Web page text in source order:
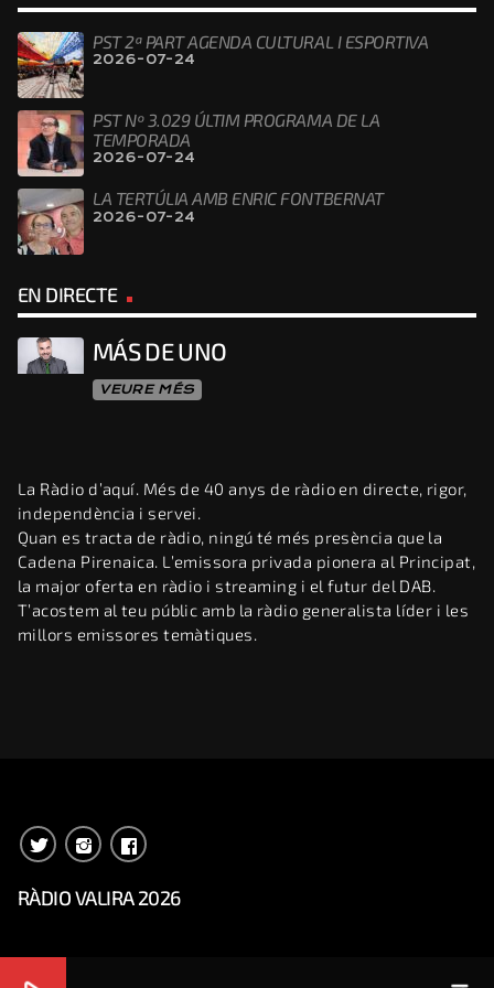
PST 2ª PART AGENDA CULTURAL I ESPORTIVA
2026-07-24
PST Nº 3.029 ÚLTIM PROGRAMA DE LA
TEMPORADA
2026-07-24
LA TERTÚLIA AMB ENRIC FONTBERNAT
2026-07-24
EN DIRECTE
MÁS DE UNO
VEURE MÉS
La Ràdio d’aquí. Més de 40 anys de ràdio en directe, rigor,
independència i servei.
Quan es tracta de ràdio, ningú té més presència que la
Cadena Pirenaica. L’emissora privada pionera al Principat,
la major oferta en ràdio i streaming i el futur del DAB.
T’acostem al teu públic amb la ràdio generalista líder i les
millors emissores temàtiques.
RÀDIO VALIRA 2026